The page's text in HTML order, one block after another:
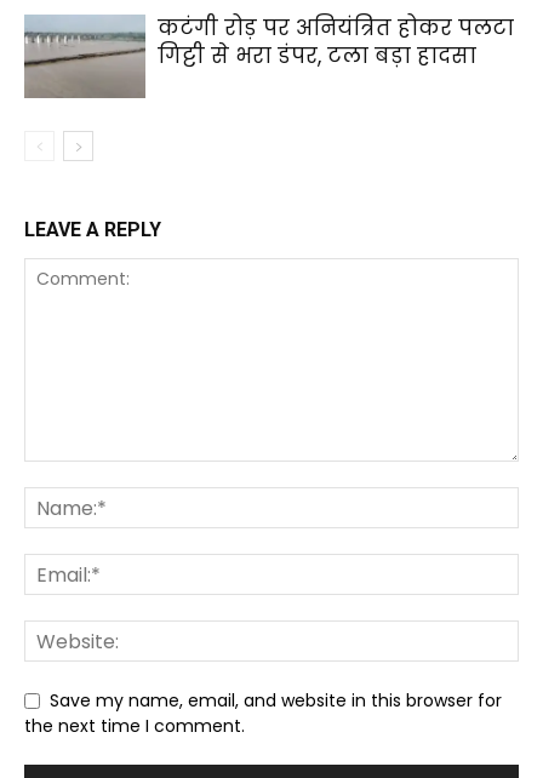
कटंगी रोड़ पर अनियंत्रित होकर पलटा
गिट्टी से भरा डंपर, टला बड़ा हादसा
LEAVE A REPLY
Save my name, email, and website in this browser for
the next time I comment.